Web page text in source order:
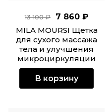
13 100 ₽
7 860 ₽
MILA MOURSI Щетка
для сухого массажа
тела и улучшения
микроциркуляции
В корзину